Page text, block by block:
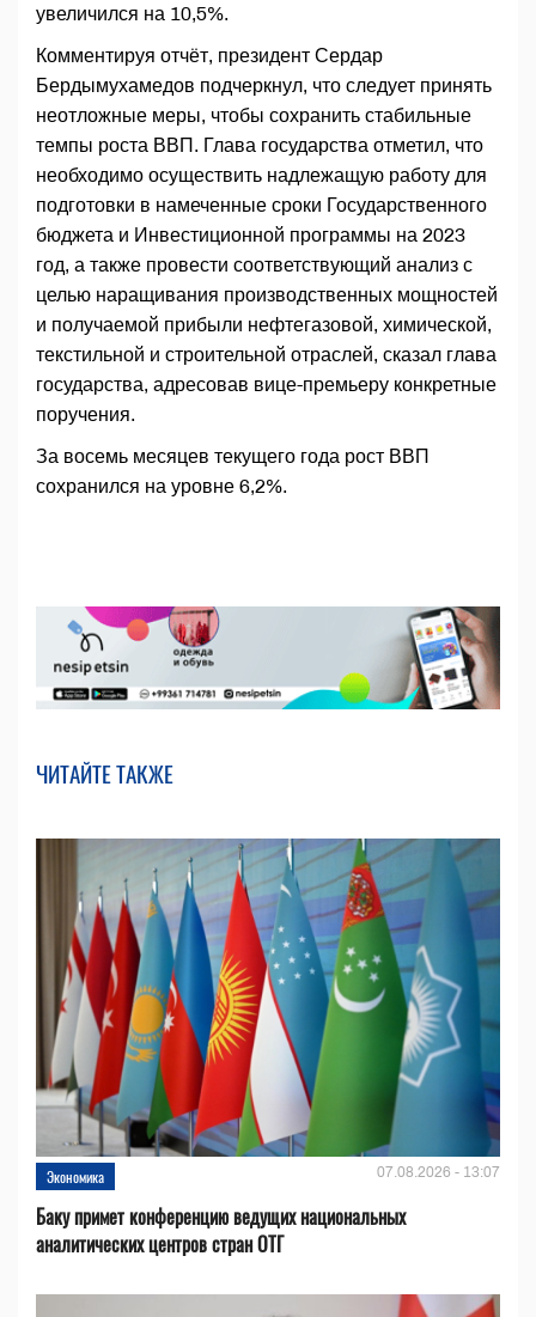
увеличился на 10,5%.
Комментируя отчёт, президент Сердар
Бердымухамедов подчеркнул, что следует принять
неотложные меры, чтобы сохранить стабильные
темпы роста ВВП. Глава государства отметил, что
необходимо осуществить надлежащую работу для
подготовки в намеченные сроки Государственного
бюджета и Инвестиционной программы на 2023
год, а также провести соответствующий анализ с
целью наращивания производственных мощностей
и получаемой прибыли нефтегазовой, химической,
текстильной и строительной отраслей, сказал глава
государства, адресовав вице-премьеру конкретные
поручения.
За восемь месяцев текущего года рост ВВП
сохранился на уровне 6,2%.
ЧИТАЙТЕ ТАКЖЕ
Экономика 07.08.2026 - 13:07
Баку примет конференцию ведущих национальных
аналитических центров стран ОТГ